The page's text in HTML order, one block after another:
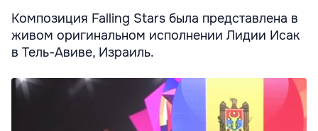
Композиция Falling Stars была представлена в
живом оригинальном исполнении Лидии Исак
в Тель-Авиве, Израиль.